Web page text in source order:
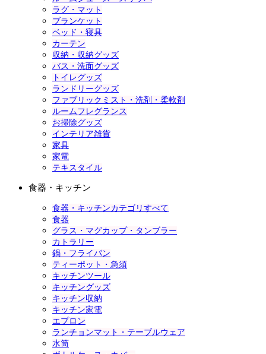
ラグ・マット
ブランケット
ベッド・寝具
カーテン
収納・収納グッズ
バス・洗面グッズ
トイレグッズ
ランドリーグッズ
ファブリックミスト・洗剤・柔軟剤
ルームフレグランス
お掃除グッズ
インテリア雑貨
家具
家電
テキスタイル
食器・キッチン
食器・キッチンカテゴリすべて
食器
グラス・マグカップ・タンブラー
カトラリー
鍋・フライパン
ティーポット・急須
キッチンツール
キッチングッズ
キッチン収納
キッチン家電
エプロン
ランチョンマット・テーブルウェア
水筒